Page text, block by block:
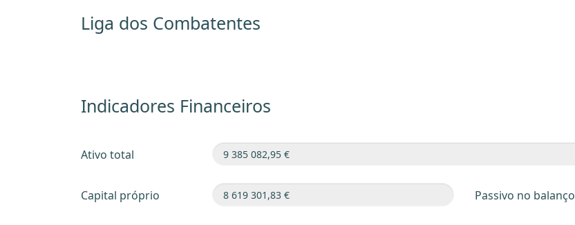
Liga dos Combatentes
Indicadores Financeiros
Ativo total
Capital próprio Passivo no balanço